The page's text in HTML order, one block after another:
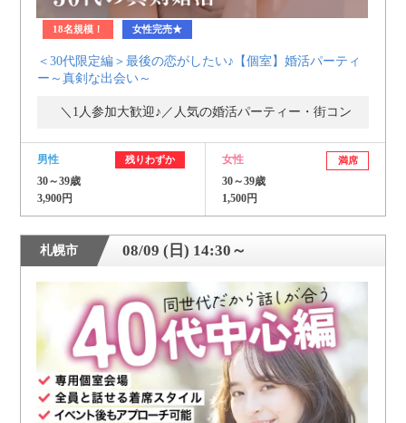
18名規模！ 女性完売★
＜30代限定編＞最後の恋がしたい♪【個室】婚活パーティ
ー～真剣な出会い～
＼1人参加大歓迎♪／人気の婚活パーティー・街コン
男性 残りわずか
30～39歳
3,900円
女性 満席
30～39歳
1,500円
札幌市 08/09 (日) 14:30～